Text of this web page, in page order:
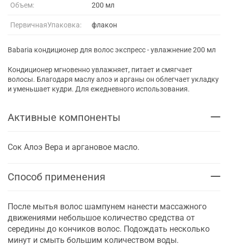
Объем: 200 мл
ПервичнаяУпаковка: флакон
Babaria кондиционер для волос экспресс - увлажнение 200 мл
Кондиционер мгновенно увлажняет, питает и смягчает
волосы. Благодаря маслу алоэ и арганы он облегчает укладку
и уменьшает кудри. Для ежедневного использования.
Активные компоненты
Сок Алоэ Вера и аргановое масло.
Способ применения
После мытья волос шампунем нанести массажного
движениями небольшое количество средства от
середины до кончиков волос. Подождать несколько
минут и смыть большим количеством воды.